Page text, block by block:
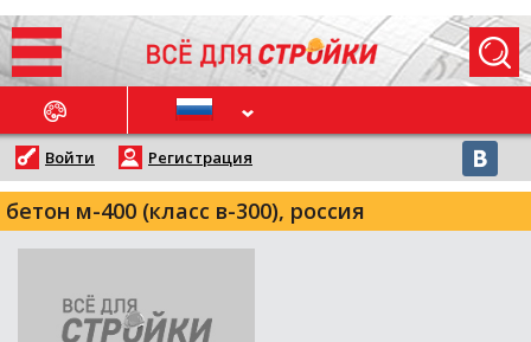
НОВОСТИ
Войти Регистрация
бетон м-400 (класс в-300), россия